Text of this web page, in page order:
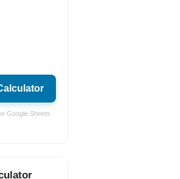
Google Sheets